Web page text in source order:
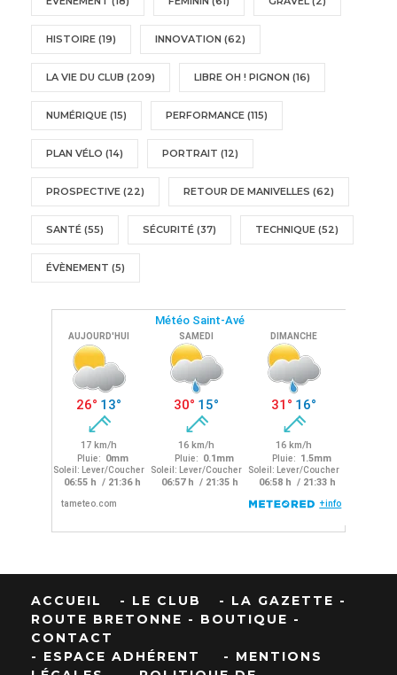
HISTOIRE (19) INNOVATION (62)
LA VIE DU CLUB (209) LIBRE OH ! PIGNON (16)
NUMÉRIQUE (15) PERFORMANCE (115)
PLAN VÉLO (14) PORTRAIT (12)
PROSPECTIVE (22) RETOUR DE MANIVELLES (62)
SANTÉ (55) SÉCURITÉ (37) TECHNIQUE (52)
ÉVÈNEMENT (5)
ACCUEIL - LE CLUB - LA GAZETTE -
ROUTE BRETONNE - BOUTIQUE -
CONTACT
- ESPACE ADHÉRENT
- MENTIONS